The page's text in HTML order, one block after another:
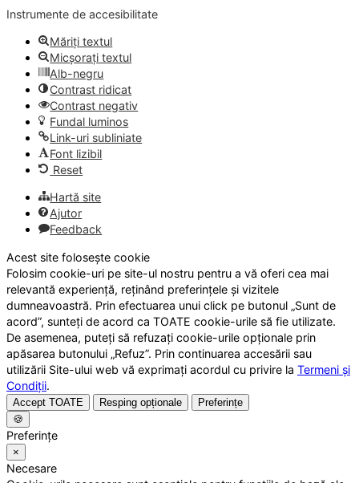
Instrumente de accesibilitate
Măriți textul
Micșorați textul
Alb-negru
Contrast ridicat
Contrast negativ
Fundal luminos
Link-uri subliniate
Font lizibil
Reset
Hartă site
Ajutor
Feedback
Acest site folosește cookie
Folosim cookie-uri pe site-ul nostru pentru a vă oferi cea mai
relevantă experiență, reținând preferințele și vizitele
dumneavoastră. Prin efectuarea unui click pe butonul „Sunt de
acord”, sunteți de acord ca TOATE cookie-urile să fie utilizate.
De asemenea, puteți să refuzați cookie-urile opționale prin
apăsarea butonului „Refuz”. Prin continuarea accesării sau
utilizării Site-ului web vă exprimați acordul cu privire la Termeni și
Condiții.
Accept TOATE Resping opționale
Preferințe
🍪
Preferințe
×
Necesare